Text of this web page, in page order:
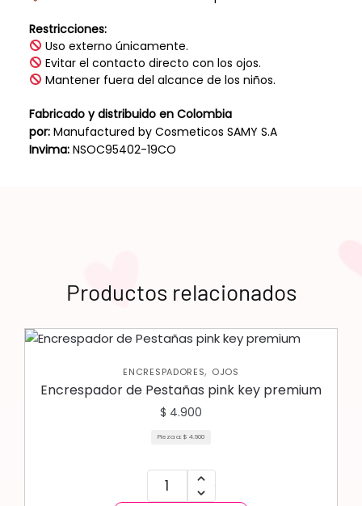
Restricciones:
Uso externo únicamente.
Evitar el contacto directo con los ojos.
Mantener fuera del alcance de los niños.
Fabricado y distribuido en Colombia
por:Manufactured by Cosmeticos SAMY S.A
Invima: NSOC95402-19CO
Productos relacionados
ENCRESPADORES, OJOS
Encrespador de Pestañas pink key premium
$ 4.900
Pieza a: $ 4.900